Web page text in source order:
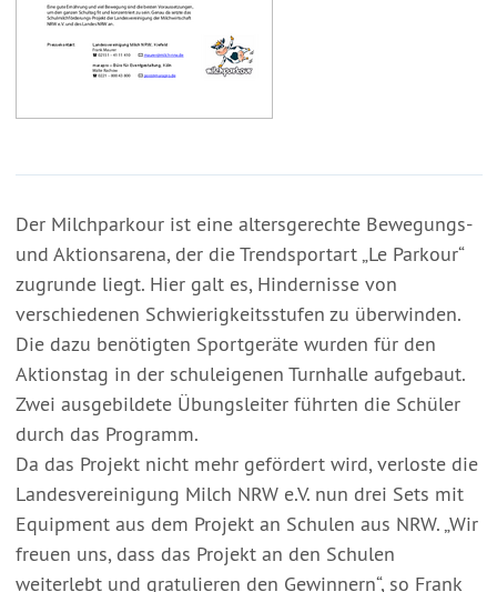
Der Milchparkour ist eine altersgerechte Bewegungs-
und Aktionsarena, der die Trendsportart „Le Parkour“
zugrunde liegt. Hier galt es, Hindernisse von
verschiedenen Schwierigkeitsstufen zu überwinden.
Die dazu benötigten Sportgeräte wurden für den
Aktionstag in der schuleigenen Turnhalle aufgebaut.
Zwei ausgebildete Übungsleiter führten die Schüler
durch das Programm.
Da das Projekt nicht mehr gefördert wird, verloste die
Landesvereinigung Milch NRW e.V. nun drei Sets mit
Equipment aus dem Projekt an Schulen aus NRW. „Wir
freuen uns, dass das Projekt an den Schulen
weiterlebt und gratulieren den Gewinnern“, so Frank